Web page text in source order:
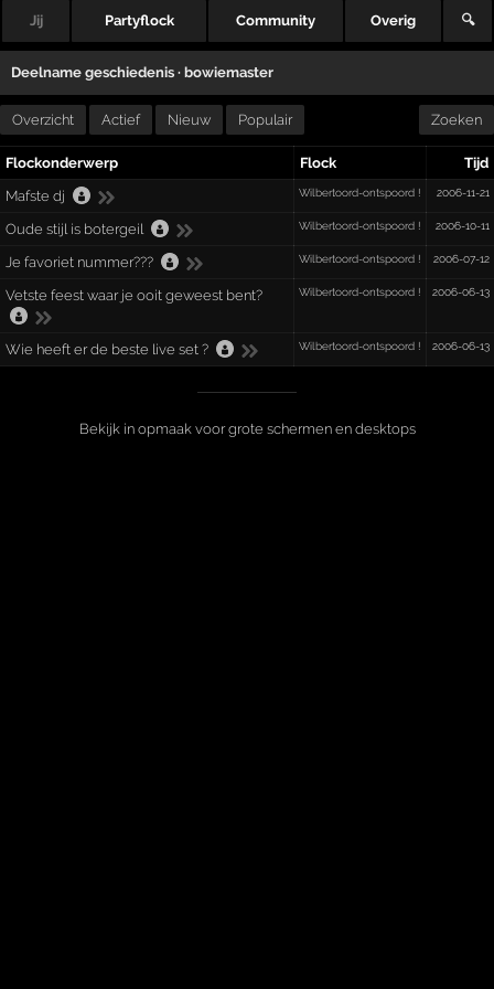
Jij Partyflock Community Overig 🔍
Deelname geschiedenis · bowiemaster
Overzicht Actief Nieuw Populair Zoeken
Flockonderwerp Flock
Tijd
Mafste dj
Wilbertoord-ontspoord ! 2006-11-21
Oude stijl is botergeil Wilbertoord-ontspoord ! 2006-10-11
Je favoriet nummer??? Wilbertoord-ontspoord ! 2006-07-12
Vetste feest waar je ooit geweest bent? Wilbertoord-ontspoord ! 2006-06-13
Wie heeft er de beste live set ? Wilbertoord-ontspoord ! 2006-06-13
Bekijk in opmaak voor grote schermen en desktops